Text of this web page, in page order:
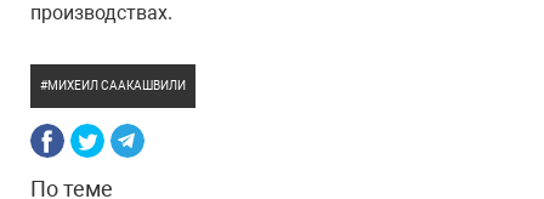
производствах.
МИХЕИЛ СААКАШВИЛИ
По теме